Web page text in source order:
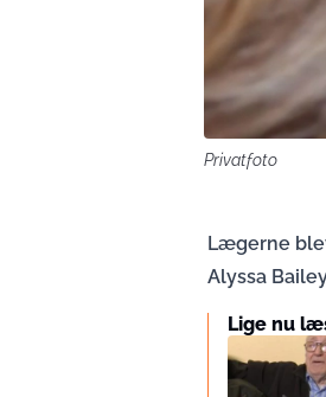
Privatfoto
Lægerne
Alyssa
Lige nu